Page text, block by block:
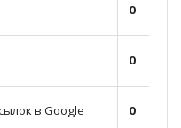
0
0
в Google 0